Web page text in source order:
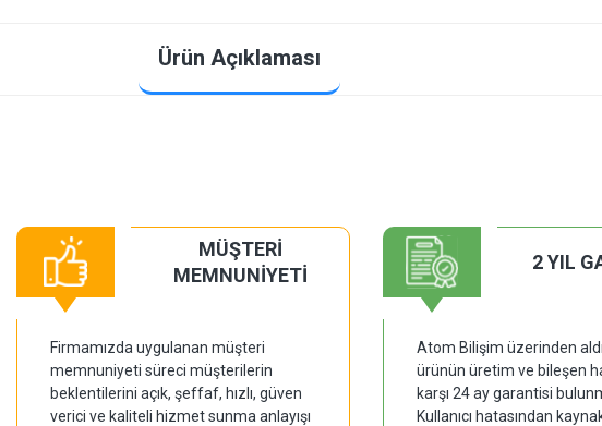
Ürün Açıklaması
MÜŞTERİ
MEMNUNİYETİ
Firmamızda uygulanan müşteri
memnuniyeti süreci müşterilerin
beklentilerini açık, şeffaf, hızlı, güven
verici ve kaliteli hizmet sunma anlayışı
2 YIL
Atom Bilişim üzerinden
ürünün üretim ve bileşen
karşı 24 ay garantisi
Kullanıcı hatasından